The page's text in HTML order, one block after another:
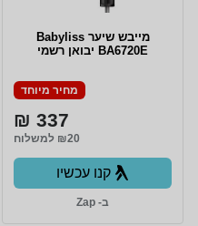
מייבש שיער Babyliss
BA6720E יבואן רשמי
מחיר מיוחד
337 ₪
₪20 למשלוח
קנו עכשיו
ב- Zap